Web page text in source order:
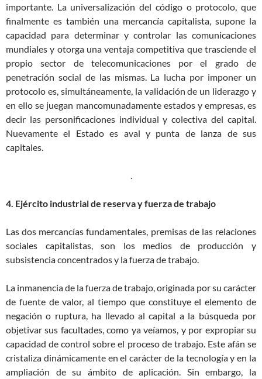
importante. La universalización del código o protocolo, que
finalmente es también una mercancía capitalista, supone la
capacidad para determinar y controlar las comunicaciones
mundiales y otorga una ventaja competitiva que trasciende el
propio sector de telecomunicaciones por el grado de
penetración social de las mismas. La lucha por imponer un
protocolo es, simultáneamente, la validación de un liderazgo y
en ello se juegan mancomunadamente estados y empresas, es
decir las personificaciones individual y colectiva del capital.
Nuevamente el Estado es aval y punta de lanza de sus
capitales.
.
4. Ejército industrial de reserva y fuerza de trabajo
Las dos mercancías fundamentales, premisas de las relaciones
sociales capitalistas, son los medios de producción y
subsistencia concentrados y la fuerza de trabajo.
La inmanencia de la fuerza de trabajo, originada por su carácter
de fuente de valor, al tiempo que constituye el elemento de
negación o ruptura, ha llevado al capital a la búsqueda por
objetivar sus facultades, como ya veíamos, y por expropiar su
capacidad de control sobre el proceso de trabajo. Este afán se
cristaliza dinámicamente en el carácter de la tecnología y en la
ampliación de su ámbito de aplicación. Sin embargo, la